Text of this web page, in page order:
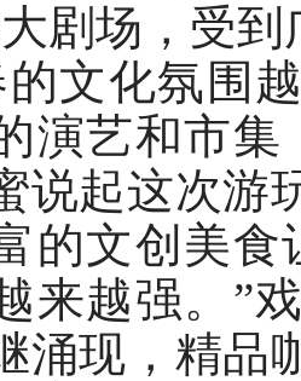
剧场，受
化氛围越
演艺和市
说起这次游
的文创美
来越强。”
涌现，精品